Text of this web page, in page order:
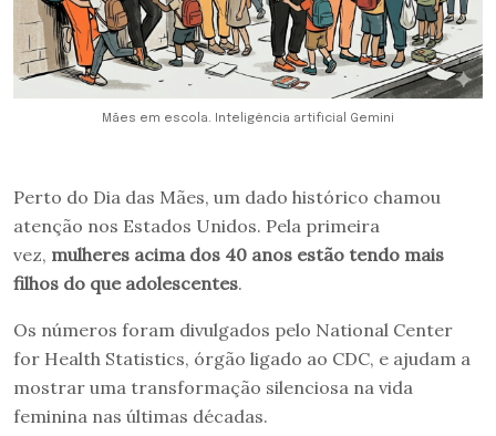
Mães em escola. Inteligência artificial Gemini
Perto do Dia das Mães, um dado histórico chamou
atenção nos Estados Unidos. Pela primeira
vez, mulheres acima dos 40 anos estão tendo mais
filhos do que adolescentes.
Os números foram divulgados pelo National Center
for Health Statistics, órgão ligado ao CDC, e ajudam a
mostrar uma transformação silenciosa na vida
feminina nas últimas décadas.